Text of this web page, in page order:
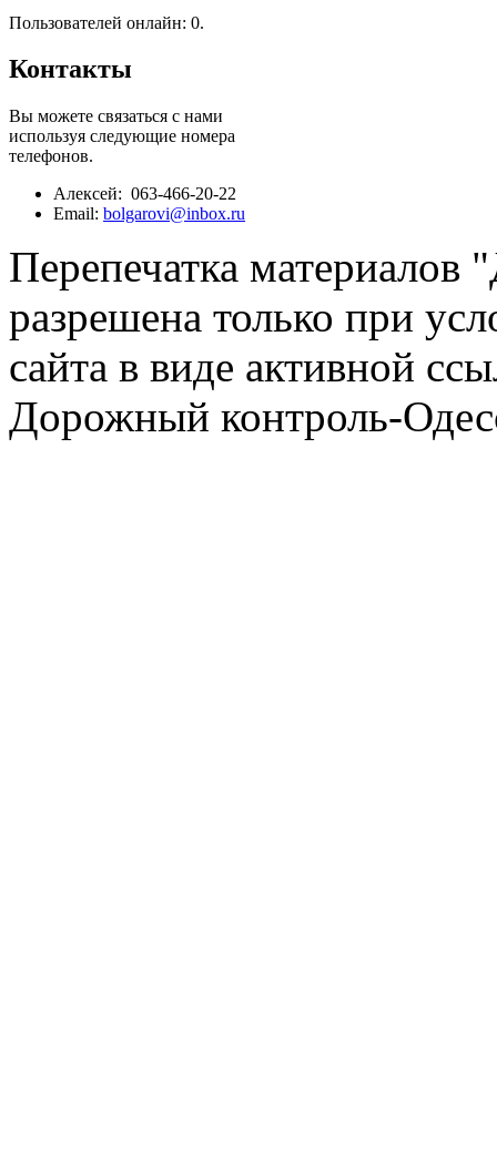
Пользователей онлайн: 0.
Контакты
Вы можете связаться с нами
используя следующие номера
телефонов.
Алексей: 063-466-20-22
Email: bolgarovi@inbox.ru
Перепечатка материалов
разрешена только при
сайта в виде активной
Дорожный контроль-